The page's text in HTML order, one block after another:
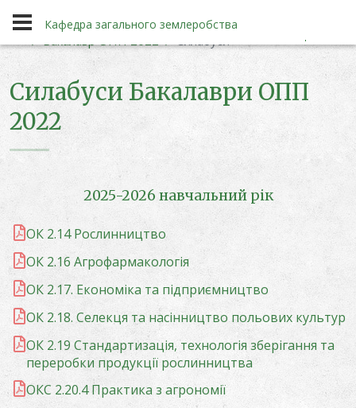
Кафедра загального землеробства
Кафедра загального землеробства
Освітні програми
Бакалаври
Бакалавр ОПП 2022
Силабуси
Силабуси Бакалаври ОПП
2022
2025-2026 навчальний рік
ОК 2.14 Рослинництво
ОК 2.16 Агрофармакологія
ОК 2.17. Економіка та підприємництво
ОК 2.18. Селекця та насінництво польових культур
ОК 2.19 Стандартизація, технологія зберігання та
переробки продукції рослинництва
ОКС 2.20.4 Практика з агрономії